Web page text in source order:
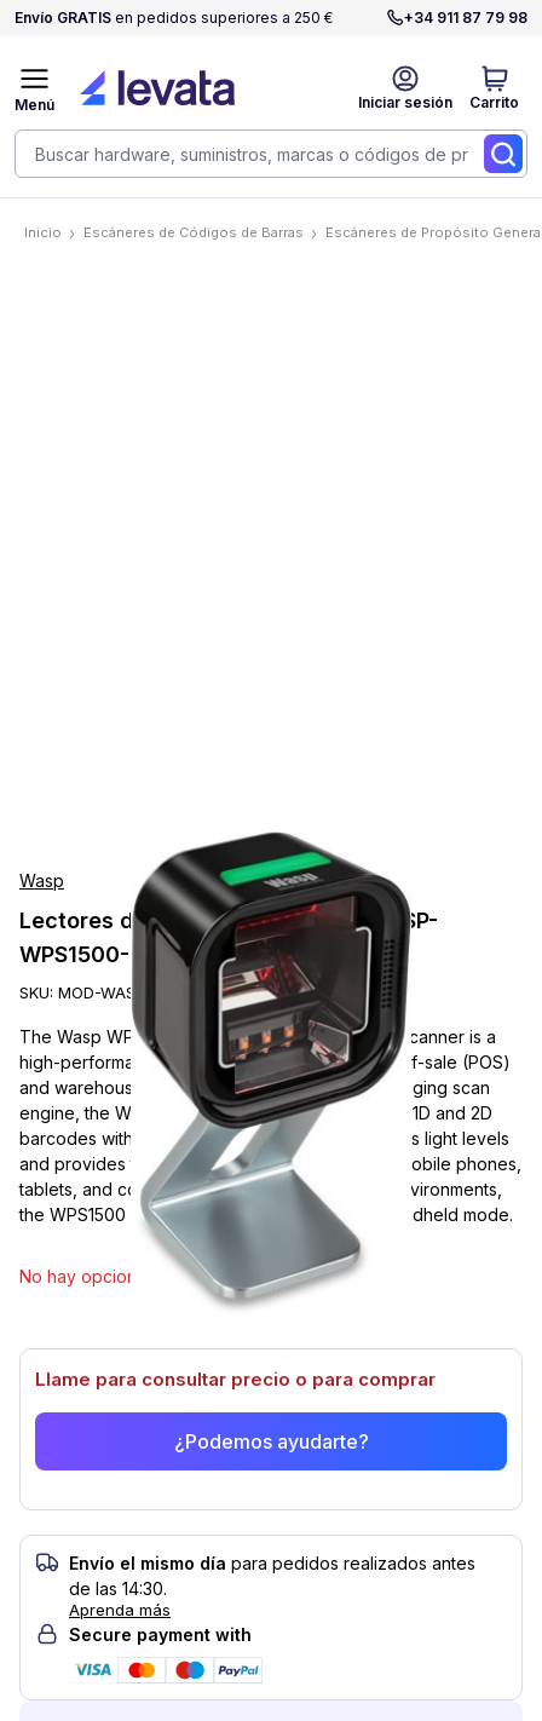
Envío GRATIS en pedidos superiores a 250 € +34 911 87 79 98
Iniciar sesión Carrito
Menú
Inicio Escáneres de Códigos de Barras Escáneres de Propósito
Wasp
Lectores de Presentación Wasp WASP-
WPS1500-OMNI-DIRECTIONAL
SKU: MOD-WASP-WPS1500-OMNI-DIRECTIONAL
The Wasp WPS1500 Omni-Directional Barcode Scanner is a
high-performance scanner ideal for retail point-of-sale (POS)
and warehouse applications. Utilizing a digital imaging scan
engine, the WPS1500 is capable of reading both 1D and 2D
barcodes with ease. Unique technology optimizes light levels
and provides the ability to read barcodes from mobile phones,
tablets, and computer displays. For busy retail environments,
the WPS1500 can be used in hands-free and handheld mode.
Seleccionar modelo
No hay opciones disponibles de este artículo.
Llame para consultar precio o para comprar
¿Podemos ayudarte?
Envío el mismo día para pedidos realizados antes
de las 14:30.
Aprenda más
Secure payment with